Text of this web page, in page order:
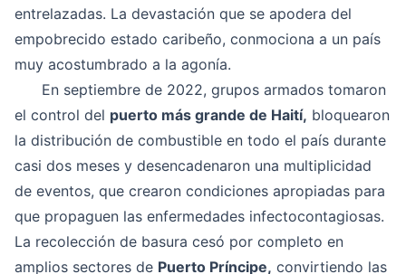
entrelazadas. La devastación que se apodera del
empobrecido estado caribeño, conmociona a un país
muy acostumbrado a la agonía.
En septiembre de 2022, grupos armados tomaron
el control del puerto más grande de Haití, bloquearon
la distribución de combustible en todo el país durante
casi dos meses y desencadenaron una multiplicidad
de eventos, que crearon condiciones apropiadas para
que propaguen las enfermedades infectocontagiosas.
La recolección de basura cesó por completo en
amplios sectores de Puerto Príncipe, convirtiendo las